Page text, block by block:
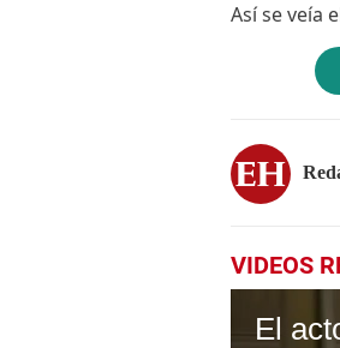
Así se veía
VIDEOS